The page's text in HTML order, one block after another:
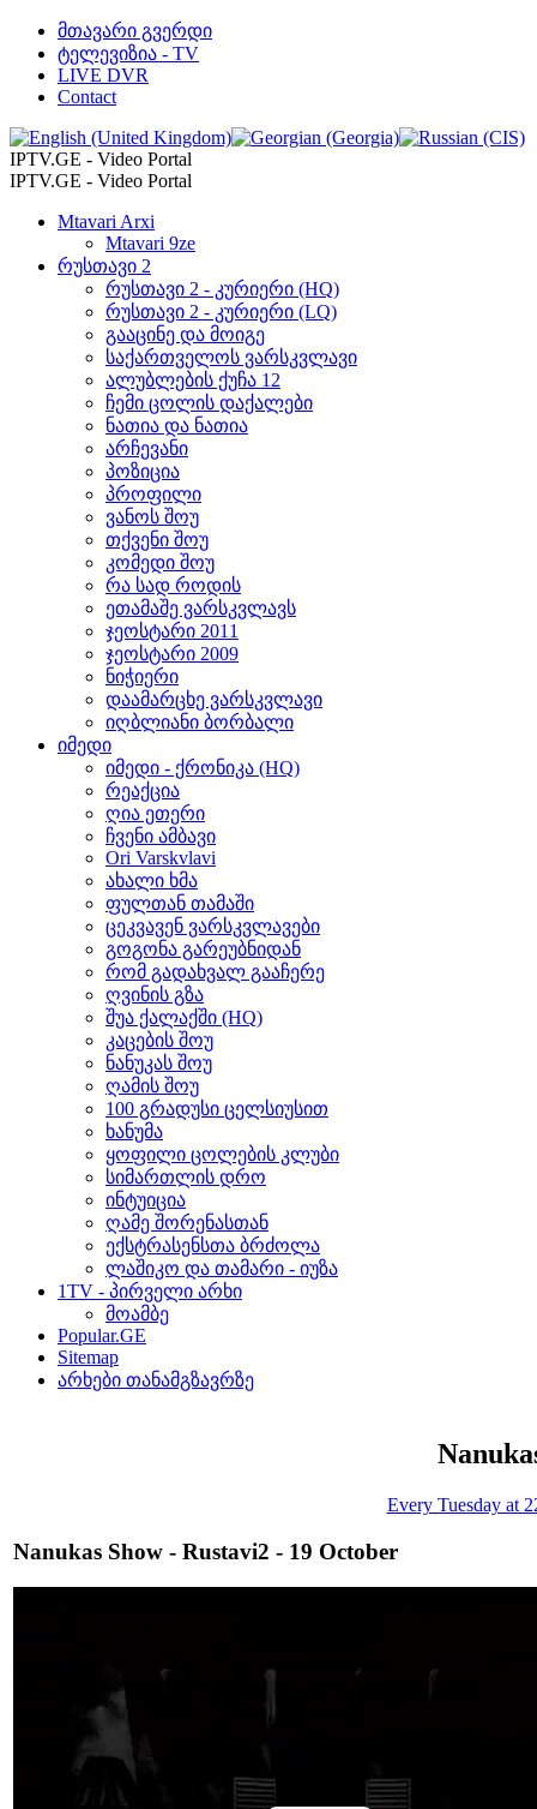
მთავარი გვერდი
ტელევიზია - TV
LIVE DVR
Contact
IPTV.GE - Video Portal
IPTV.GE - Video Portal
Mtavari Arxi
Mtavari 9ze
რუსთავი 2
რუსთავი 2 - კურიერი (HQ)
რუსთავი 2 - კურიერი (LQ)
გააცინე და მოიგე
საქართველოს ვარსკვლავი
ალუბლების ქუჩა 12
ჩემი ცოლის დაქალები
ნათია და ნათია
არჩევანი
პოზიცია
პროფილი
ვანოს შოუ
თქვენი შოუ
კომედი შოუ
რა სად როდის
ეთამაშე ვარსკვლავს
ჯეოსტარი 2011
ჯეოსტარი 2009
ნიჭიერი
დაამარცხე ვარსკვლავი
იღბლიანი ბორბალი
იმედი
იმედი - ქრონიკა (HQ)
რეაქცია
ღია ეთერი
ჩვენი ამბავი
Ori Varskvlavi
ახალი ხმა
ფულთან თამაში
ცეკვავენ ვარსკვლავები
გოგონა გარეუბნიდან
რომ გადახვალ გააჩერე
ღვინის გზა
შუა ქალაქში (HQ)
კაცების შოუ
ნანუკას შოუ
ღამის შოუ
100 გრადუსი ცელსიუსით
ხანუმა
ყოფილი ცოლების კლუბი
სიმართლის დრო
ინტუიცია
ღამე შორენასთან
ექსტრასენსთა ბრძოლა
ლაშიკო და თამარი - იუზა
1TV - პირველი არხი
მოამბე
Popular.GE
Sitemap
არხები თანამგზავრზე
Every Tuesday at
Nanukas Show - Rustavi2 - 19 October